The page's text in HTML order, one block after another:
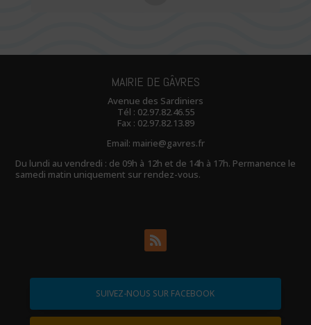
MAIRIE DE GÂVRES
Avenue des Sardiniers
Tél : 02.97.82.46.55
Fax : 02.97.82.13.89
Email: mairie@gavres.fr
Du lundi au vendredi : de 09h à 12h et de 14h à 17h. Permanence le
samedi matin uniquement sur rendez-vous.
SUIVEZ-NOUS SUR FACEBOOK